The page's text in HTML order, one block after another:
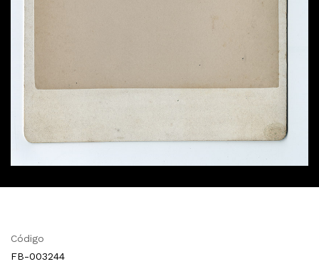
Código
FB-003244